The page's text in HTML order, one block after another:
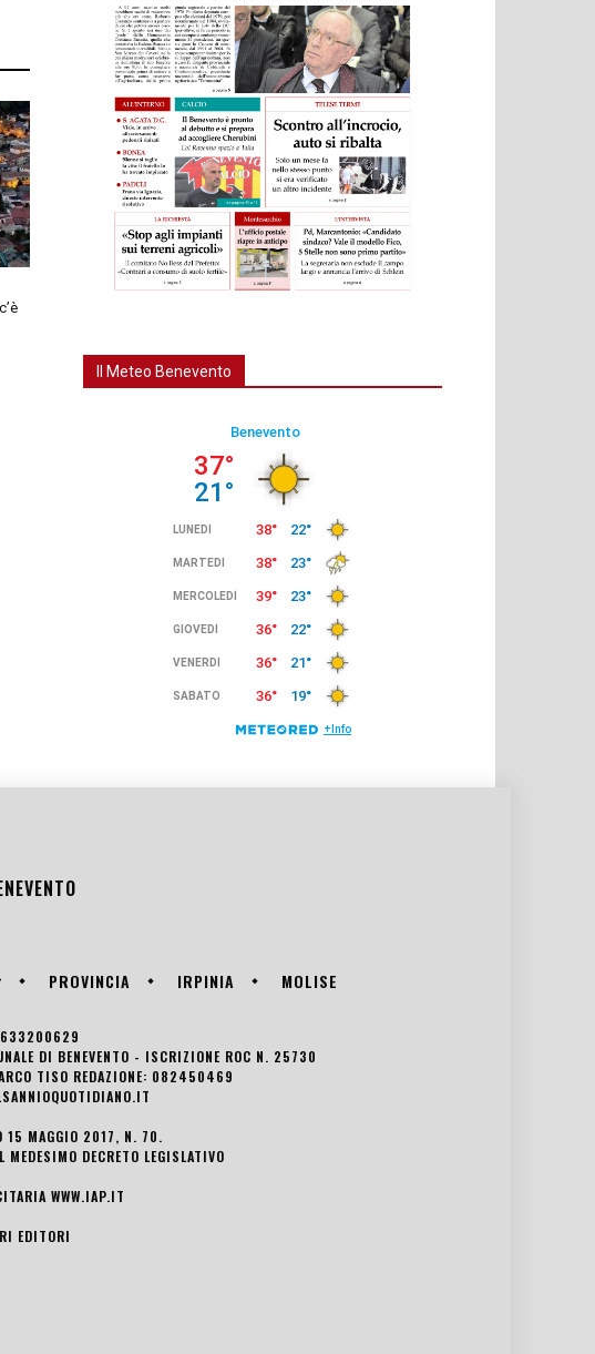
Il Meteo Benevento
PROVINCIA IRPINIA MOLISE
DI BENEVENTO - ISCRIZIONE ROC N. 25730
TISO REDAZIONE: 082450469
15 MAGGIO 2017, N. 70.
DECRETO LEGISLATIVO
WWW.IAP.IT
EDITORI